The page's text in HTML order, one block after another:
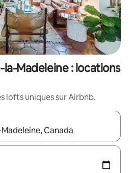
Madeleine : locations
lofts uniques sur Airbnb.
affichés, parcourez-les en utilisant